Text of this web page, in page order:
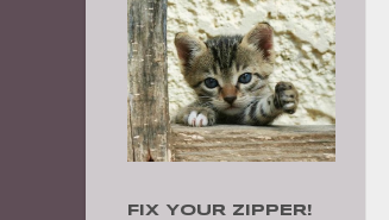
FIX YOUR ZIPPER!